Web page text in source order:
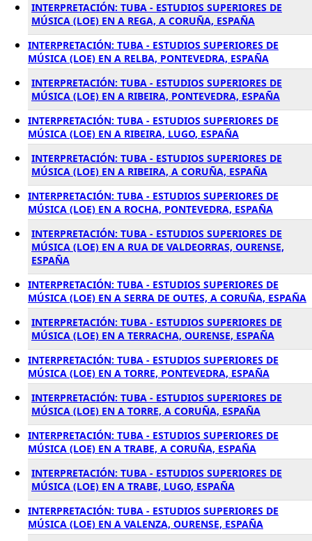
INTERPRETACIÓN: TUBA - ESTUDIOS SUPERIORES DE
MÚSICA (LOE) EN A REGA, A CORUÑA, ESPAÑA
INTERPRETACIÓN: TUBA - ESTUDIOS SUPERIORES DE
MÚSICA (LOE) EN A RELBA, PONTEVEDRA, ESPAÑA
INTERPRETACIÓN: TUBA - ESTUDIOS SUPERIORES DE
MÚSICA (LOE) EN A RIBEIRA, PONTEVEDRA, ESPAÑA
INTERPRETACIÓN: TUBA - ESTUDIOS SUPERIORES DE
MÚSICA (LOE) EN A RIBEIRA, LUGO, ESPAÑA
INTERPRETACIÓN: TUBA - ESTUDIOS SUPERIORES DE
MÚSICA (LOE) EN A RIBEIRA, A CORUÑA, ESPAÑA
INTERPRETACIÓN: TUBA - ESTUDIOS SUPERIORES DE
MÚSICA (LOE) EN A ROCHA, PONTEVEDRA, ESPAÑA
INTERPRETACIÓN: TUBA - ESTUDIOS SUPERIORES DE
MÚSICA (LOE) EN A RUA DE VALDEORRAS, OURENSE,
ESPAÑA
INTERPRETACIÓN: TUBA - ESTUDIOS SUPERIORES DE
MÚSICA (LOE) EN A SERRA DE OUTES, A CORUÑA, ESPAÑA
INTERPRETACIÓN: TUBA - ESTUDIOS SUPERIORES DE
MÚSICA (LOE) EN A TERRACHA, OURENSE, ESPAÑA
INTERPRETACIÓN: TUBA - ESTUDIOS SUPERIORES DE
MÚSICA (LOE) EN A TORRE, PONTEVEDRA, ESPAÑA
INTERPRETACIÓN: TUBA - ESTUDIOS SUPERIORES DE
MÚSICA (LOE) EN A TORRE, A CORUÑA, ESPAÑA
INTERPRETACIÓN: TUBA - ESTUDIOS SUPERIORES DE
MÚSICA (LOE) EN A TRABE, A CORUÑA, ESPAÑA
INTERPRETACIÓN: TUBA - ESTUDIOS SUPERIORES DE
MÚSICA (LOE) EN A TRABE, LUGO, ESPAÑA
INTERPRETACIÓN: TUBA - ESTUDIOS SUPERIORES DE
MÚSICA (LOE) EN A VALENZA, OURENSE, ESPAÑA